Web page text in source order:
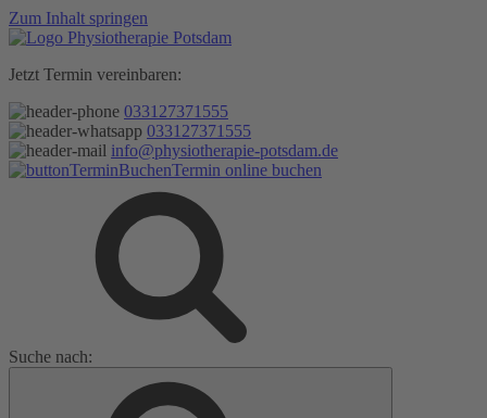
Zum Inhalt springen
Jetzt Termin vereinbaren:
033127371555
033127371555
info@physiotherapie-potsdam.de
Termin online buchen
Suche nach: